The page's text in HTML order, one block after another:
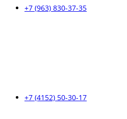
+7 (963) 830-37-35
+7 (4152) 50-30-17